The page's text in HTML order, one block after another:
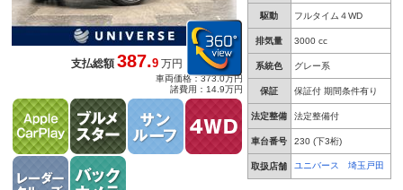
駆動 フルタイム４WD
排気量 3000 cc
系統色 グレー系
保証 保証付 期間条件有り
法定整備 法定整備付
車台番号 230 (下3桁)
取扱店舗 ユニバース 埼玉戸田
支払総額387.9 万円
車両価格：373.0万円
諸費用：14.9万円